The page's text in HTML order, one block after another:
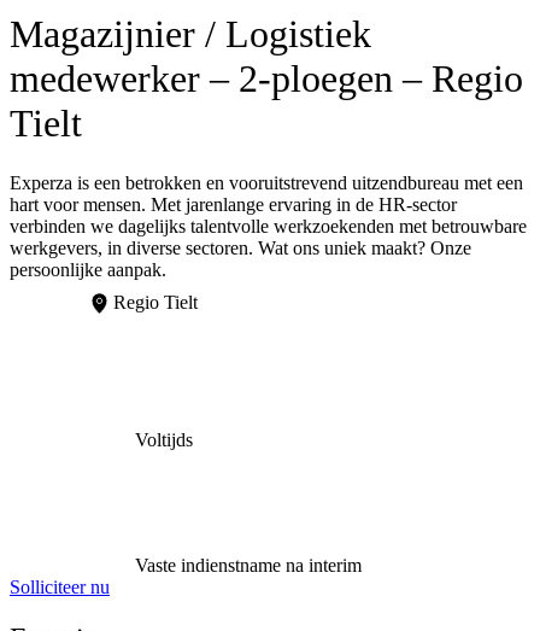
Magazijnier / Logistiek
medewerker – 2-ploegen – Regio
Tielt
Experza is een betrokken en vooruitstrevend uitzendbureau met een
hart voor mensen. Met jarenlange ervaring in de HR-sector
verbinden we dagelijks talentvolle werkzoekenden met betrouwbare
werkgevers, in diverse sectoren. Wat ons uniek maakt? Onze
persoonlijke aanpak.
Regio Tielt
Voltijds
Vaste indienstname na interim
Solliciteer nu